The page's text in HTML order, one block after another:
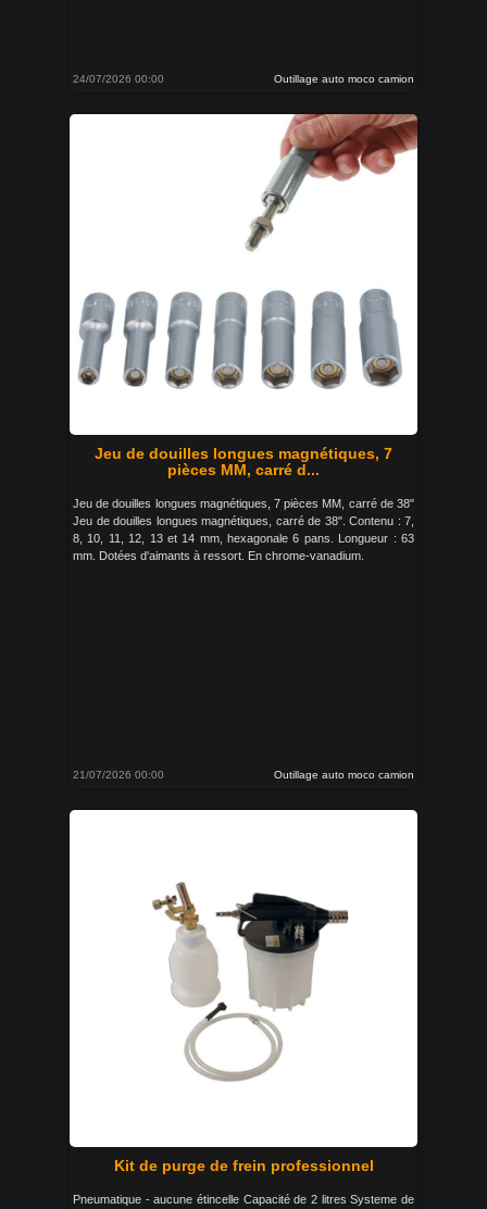
24/07/2026 00:00 Outillage auto moco camion
Jeu de douilles longues magnétiques, 7
pièces MM, carré d...
Jeu de douilles longues magnétiques, 7 pièces MM, carré de 38"
Jeu de douilles longues magnétiques, carré de 38". Contenu : 7,
8, 10, 11, 12, 13 et 14 mm, hexagonale 6 pans. Longueur : 63
mm. Dotées d'aimants à ressort. En chrome-vanadium.
21/07/2026 00:00 Outillage auto moco camion
Kit de purge de frein professionnel
Pneumatique - aucune étincelle Capacité de 2 litres Systeme de